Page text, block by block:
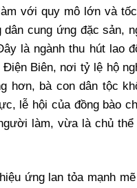
với quy mô lớn và
cung ứng đặc sản,
là ngành thu hút lao
Biên, nơi tỷ lệ hộ
hơn, bà con dân tộc
lễ hội của đồng bào
làm, vừa là chủ thể
ứng lan tỏa mạnh